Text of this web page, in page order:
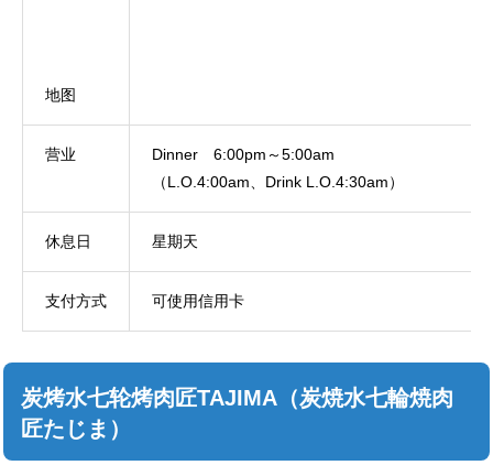
地图
营业
Dinner 6:00pm～5:00am
（L.O.4:00am、Drink L.O.4:30am）
休息日 星期天
支付方式 可使用信用卡
炭烤水七轮烤肉匠TAJIMA（炭焼水七輪焼肉
匠たじま）